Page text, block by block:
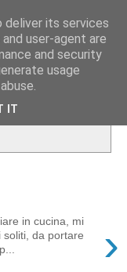
›
in cucina, mi
da portare
deliver its services
user-agent are
and security
usage
IT